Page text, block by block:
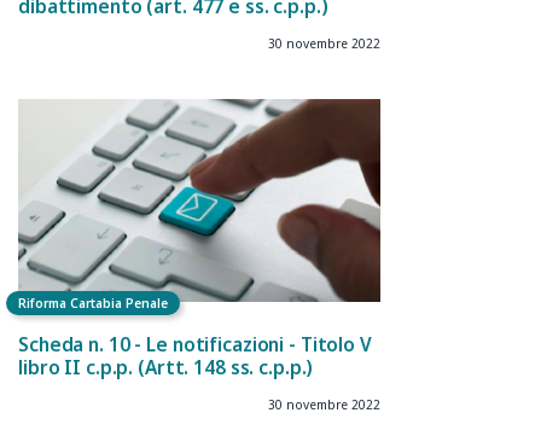
dibattimento (art. 477 e ss. c.p.p.)
30 novembre 2022
Riforma Cartabia Penale
Scheda n. 10 - Le notificazioni - Titolo V
libro II c.p.p. (Artt. 148 ss. c.p.p.)
30 novembre 2022